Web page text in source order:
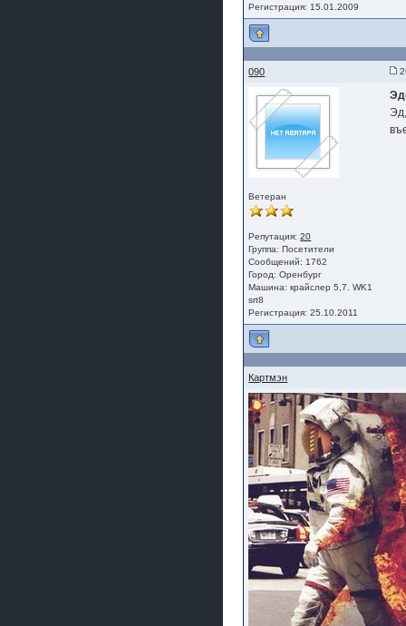
Регистрация: 15.01.2009
090
Ветеран
Репутация:20
Группа:Посетители
Сообщений: 1762
Город: Оренбург
Машина: крайслер 5,7. WK1
srt8
Регистрация: 25.10.2011
Картмэн